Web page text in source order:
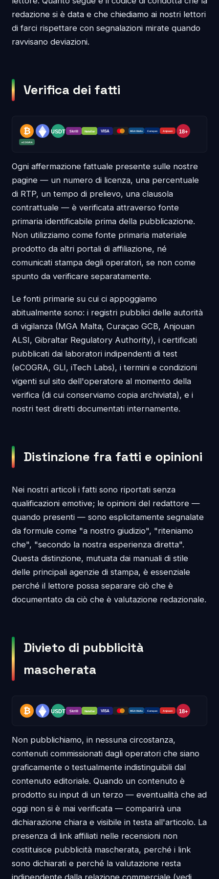
redazione si è data e che chiediamo ai nostri lettori
di farci rispettare con segnalazioni mirate quando
ravvisano deviazioni.
Verifica dei fatti
Ogni affermazione fattuale presente sulle nostre
pagine — un numero di licenza, una percentuale
di RTP, un tempo di prelievo, una clausola
contrattuale — è verificata attraverso fonte
primaria identificabile prima della pubblicazione.
Non utilizziamo come fonte primaria materiale
prodotto da altri portali di affiliazione, né
comunicati stampa degli operatori, se non come
spunto da verificare separatamente.
Le fonti primarie su cui ci appoggiamo
abitualmente sono: i registri pubblici delle autorità
di vigilanza (MGA Malta, Curaçao GCB, Anjouan
ALSI, Gibraltar Regulatory Authority), i certificati
pubblicati dai laboratori indipendenti di test
(eCOGRA, GLI, iTech Labs), i termini e condizioni
vigenti sul sito dell'operatore al momento della
verifica (di cui conserviamo copia archiviata), e i
nostri test diretti documentati internamente.
Distinzione fra fatti e opinioni
Nei nostri articoli i fatti sono riportati senza
qualificazioni emotive; le opinioni del redattore —
quando presenti — sono esplicitamente segnalate
da formule come "a nostro giudizio", "riteniamo
che", "secondo la nostra esperienza diretta".
Questa distinzione, mutuata dai manuali di stile
delle principali agenzie di stampa, è essenziale
perché il lettore possa separare ciò che è
documentato da ciò che è valutazione redazionale.
Divieto di pubblicità
mascherata
Non pubblichiamo, in nessuna circostanza,
contenuti commissionati dagli operatori che siano
graficamente o testualmente indistinguibili dal
contenuto editoriale. Quando un contenuto è
prodotto su input di un terzo — eventualità che ad
oggi non si è mai verificata — comparirà una
dichiarazione chiara e visibile in testa all'articolo. La
presenza di link affiliati nelle recensioni non
costituisce pubblicità mascherata, perché i link
sono dichiarati e perché la valutazione resta
indipendente dalla relazione commerciale (vedi